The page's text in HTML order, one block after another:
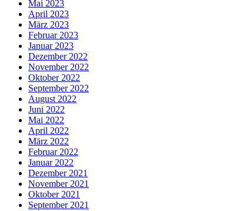
Mai 2023
April 2023
März 2023
Februar 2023
Januar 2023
Dezember 2022
November 2022
Oktober 2022
September 2022
August 2022
Juni 2022
Mai 2022
April 2022
März 2022
Februar 2022
Januar 2022
Dezember 2021
November 2021
Oktober 2021
September 2021